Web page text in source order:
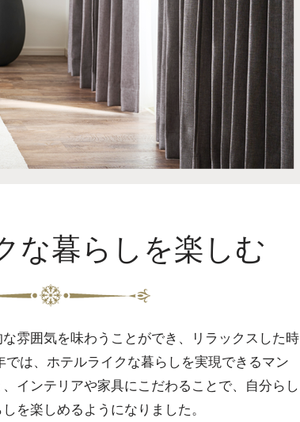
な暮らしを楽しむ
雰囲気を味わうことができ、リラックスした時
は、ホテルライクな暮らしを実現できるマン
インテリアや家具にこだわることで、自分らし
を楽しめるようになりました。